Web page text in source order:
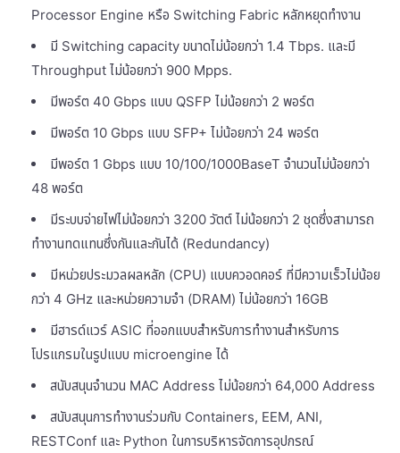
Processor Engine หรือ Switching Fabric หลักหยุดทำงาน
มี Switching capacity ขนาดไม่น้อยกว่า 1.4 Tbps. และมี
Throughput ไม่น้อยกว่า 900 Mpps.
มีพอร์ต 40 Gbps แบบ QSFP ไม่น้อยกว่า 2 พอร์ต
มีพอร์ต 10 Gbps แบบ SFP+ ไม่น้อยกว่า 24 พอร์ต
มีพอร์ต 1 Gbps แบบ 10/100/1000BaseT จำนวนไม่น้อยกว่า
48 พอร์ต
มีระบบจ่ายไฟไม่น้อยกว่า 3200 วัตต์ ไม่น้อยกว่า 2 ชุดซึ่งสามารถ
ทำงานทดแทนซึ่งกันและกันได้ (Redundancy)
มีหน่วยประมวลผลหลัก (CPU) แบบควอดคอร์ ที่มีความเร็วไม่น้อย
กว่า 4 GHz และหน่วยความจำ (DRAM) ไม่น้อยกว่า 16GB
มีฮารด์แวร์ ASIC ที่ออกแบบสำหรับการทำงานสำหรับการ
โปรแกรมในรูปแบบ microengine ได้
สนับสนุนจำนวน MAC Address ไม่น้อยกว่า 64,000 Address
สนับสนุนการทำงานร่วมกับ Containers, EEM, ANI,
RESTConf และ Python ในการบริหารจัดการอุปกรณ์